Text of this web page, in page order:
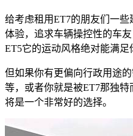
给考虑租用ET7的朋友们一
体验，追求车辆操控性的车
ET5它的运动风格绝对能满足
但如果你有更偏向行政用途
等，或者你就是被ET7那独
将是一个非常好的选择。